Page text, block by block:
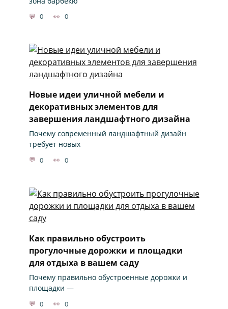
0 0
Новые идеи уличной мебели и
декоративных элементов для
завершения ландшафтного дизайна
Почему современный ландшафтный дизайн
требует новых
0 0
Как правильно обустроить
прогулочные дорожки и площадки
для отдыха в вашем саду
Почему правильно обустроенные дорожки и
площадки —
0 0